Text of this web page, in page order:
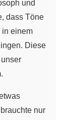
und
dass Töne
in einem
Diese
nur